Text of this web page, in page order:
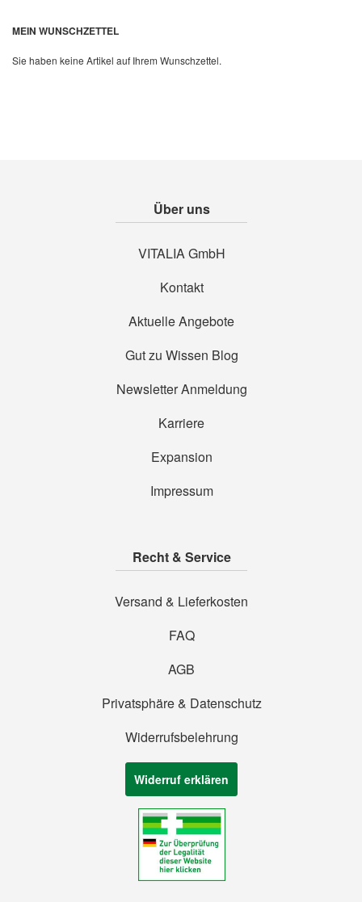
MEIN WUNSCHZETTEL
Sie haben keine Artikel auf Ihrem Wunschzettel.
Über uns
VITALIA GmbH
Kontakt
Aktuelle Angebote
Gut zu Wissen Blog
Newsletter Anmeldung
Karriere
Expansion
Impressum
Recht & Service
Versand & Lieferkosten
FAQ
AGB
Privatsphäre & Datenschutz
Widerrufsbelehrung
Widerruf erklären